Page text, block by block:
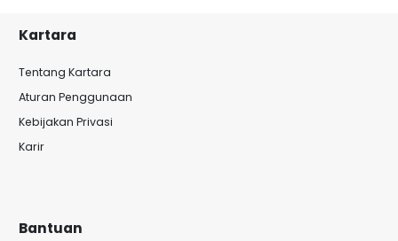
Kartara
Tentang Kartara
Aturan Penggunaan
Kebijakan Privasi
Karir
Bantuan